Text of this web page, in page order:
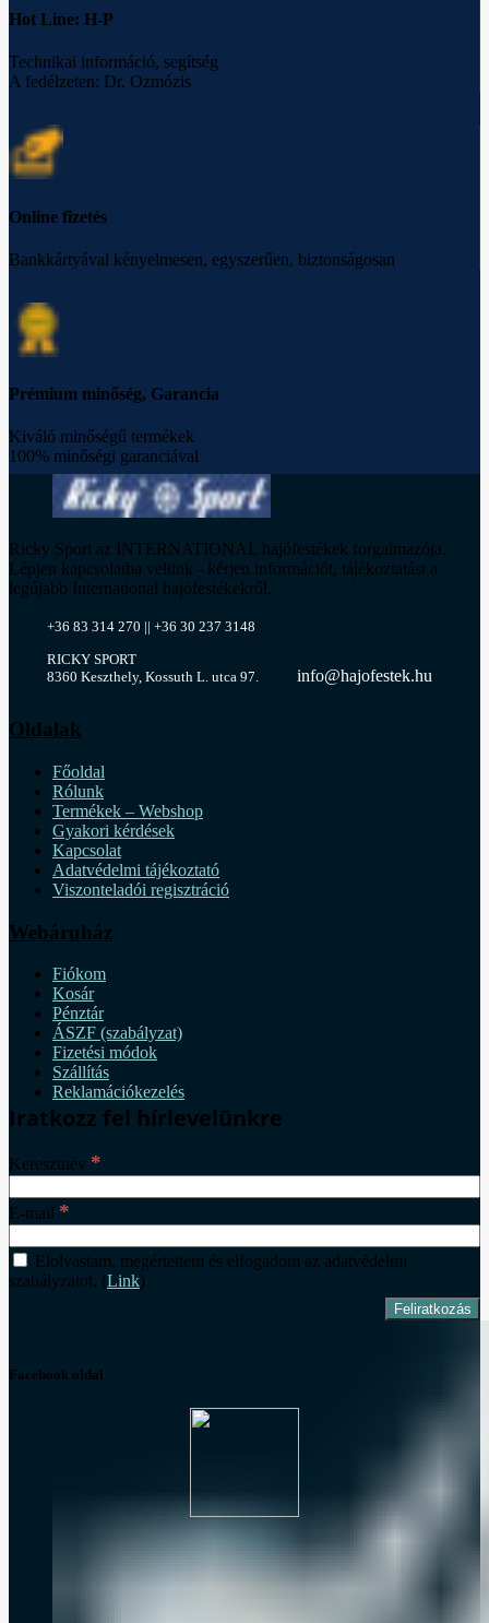
Hot Line: H-P
Technikai információ, segítség
A fedélzeten: Dr. Ozmózis
Online fizetés
Bankkártyával kényelmesen, egyszerűen, biztonságosan
Prémium minőség, Garancia
Kiváló minőségű termékek
100% minőségi garanciával
Ricky Sport az INTERNATIONAL hajófestékek forgalmazója.
Lépjen kapcsolatba velünk - kérjen információt, tájékoztatást a
legújabb International hajófestékekről.
+36 83 314 270 || +36 30 237 3148
RICKY SPORT
8360 Keszthely, Kossuth L. utca 97.
info@hajofestek.hu
Oldalak
Főoldal
Rólunk
Termékek – Webshop
Gyakori kérdések
Kapcsolat
Adatvédelmi tájékoztató
Viszonteladói regisztráció
Webáruház
Fiókom
Kosár
Pénztár
ÁSZF (szabályzat)
Fizetési módok
Szállítás
Reklamációkezelés
Iratkozz fel hírlevelünkre
Keresztnév *
E-mail *
Elolvastam, megértettem és elfogadom az adatvédelmi
szabályzatot. (Link)
Facebook oldal